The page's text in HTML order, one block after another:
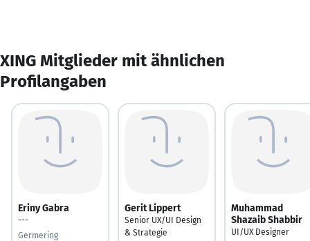
XING Mitglieder mit ähnlichen
Profilangaben
Eriny Gabra
---
Germering
Gerit Lippert
Senior UX/UI Design
& Strategie
Muhammad
Shazaib Shabbir
UI/UX Designer